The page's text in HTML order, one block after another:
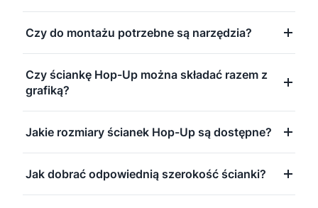
Czy do montażu potrzebne są narzędzia?
Czy ściankę Hop-Up można składać razem z
grafiką?
Jakie rozmiary ścianek Hop-Up są dostępne?
Jak dobrać odpowiednią szerokość ścianki?